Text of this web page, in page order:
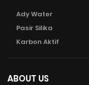
Ady Water
Pasir Silika
Karbon Aktif
ABOUT US